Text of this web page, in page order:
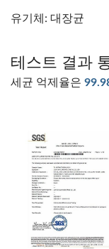
유기체: 대장균
테스트 결과
세균 억제율은